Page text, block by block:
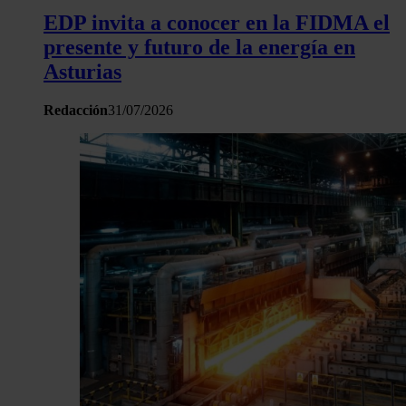
haya proporcionado o que hayan recopilado a partir del uso
hecho de sus servicios.
EDP invita a conocer en la FIDMA el
presente y futuro de la energía en
Asturias
Redacción31/07/2026